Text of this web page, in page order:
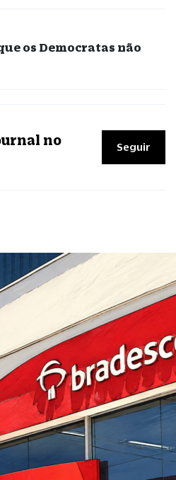
os Democratas não
no
Seguir